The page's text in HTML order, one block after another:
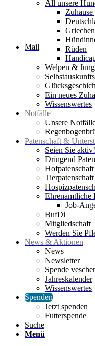
Mail
All unsere
Zuhause
Rüden
Welpen &
Ein neues
Wissenswertes
Notfälle
Unsere
Patenschaft &
Seien Sie aktiv!
Dringend
Hofpatenschaft
Tierpatenschaft
Ehrenamtliche
Job-
BufDi
Mitgliedschaft
Werden Sie
News & Aktionen
News
Newsletter
Spende
Jahreskalender
Wissenswertes
Spenden
Jetzt spenden
Futterspende
Suche
Menü